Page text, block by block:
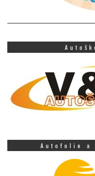
Autofolie a